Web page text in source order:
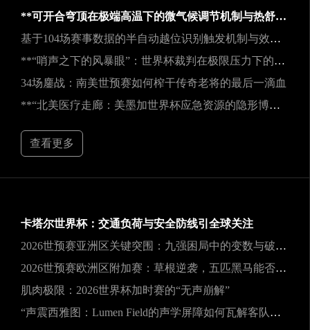
**可开合穹顶在极端高温下的微气候调节机制与热舒适性效能评估——以SoFi Stadium为例**
基于104场赛事数据的半自动越位识别触发机制与效能实证研究
**“哨声之下的风暴眼”：世界杯裁判在极限压力下的神经与生理共振解析**
34场鏖战：南美世预赛如何榨干传奇老将的最后一滴血
**“北美医疗走廊：美墨加世界杯应急资源的隐形博弈”**
查看更多
卡塔尔世界杯：交通负荷与安全防线引全球关注
2026世预赛亚洲区关键突围：九强困局中的变数与破局之道
2026世预赛欧洲区附加赛：草根逆袭，五匹黑马能否撕裂旧格局？
肌肉极限：2026世界杯加时赛的“无声崩解”
“声震西雅图：Lumen Field的声学屏障如何瓦解客队进攻，与2026世界杯的降噪博弈”